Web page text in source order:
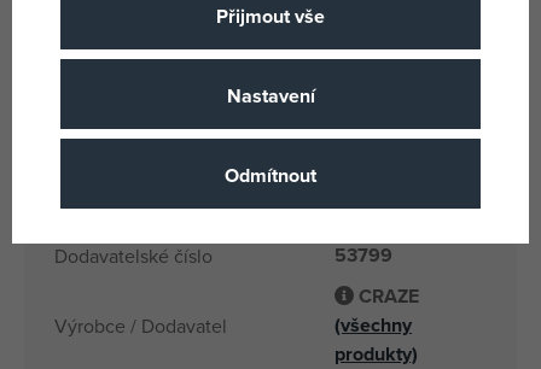
Pohlaví Pro holky i kluky
Licence Tlapková patrola
EANs 4059779053799
Dodavatelské číslo 53799
Výrobce / Dodavatel
CRAZE
(všechny
produkty)
Přijmout vše
Nastavení
Odmítnout